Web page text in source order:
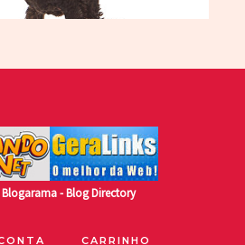
Blogarama - Blog Directory
CARRINHO